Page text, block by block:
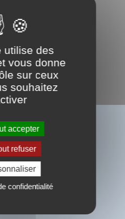
& exorcismes
André Dubreuil
utilise des
vous donne
sur ceux
souhaitez
accepter
refuser
confidentialité